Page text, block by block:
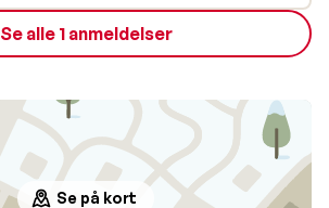
Se alle 1 anmeldelser
Se på kort